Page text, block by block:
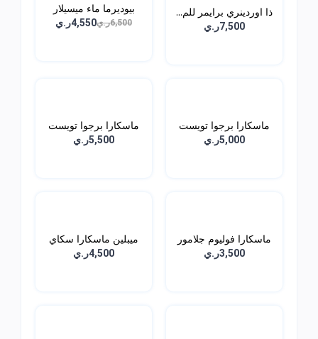
ذا اوردينري برايمر للم...
7,500ر.ي
بيوديرما ماء ميسيلار
من...
6,500ر.ي 4,550ر.ي
ماسكارا برجوا تويست
اب...
5,000ر.ي
ماسكارا برجوا تويست
اب...
5,500ر.ي
ماسكارا فوليوم جلامور
ا...
3,500ر.ي
ميبلين ماسكارا سكاي
هاي...
4,500ر.ي